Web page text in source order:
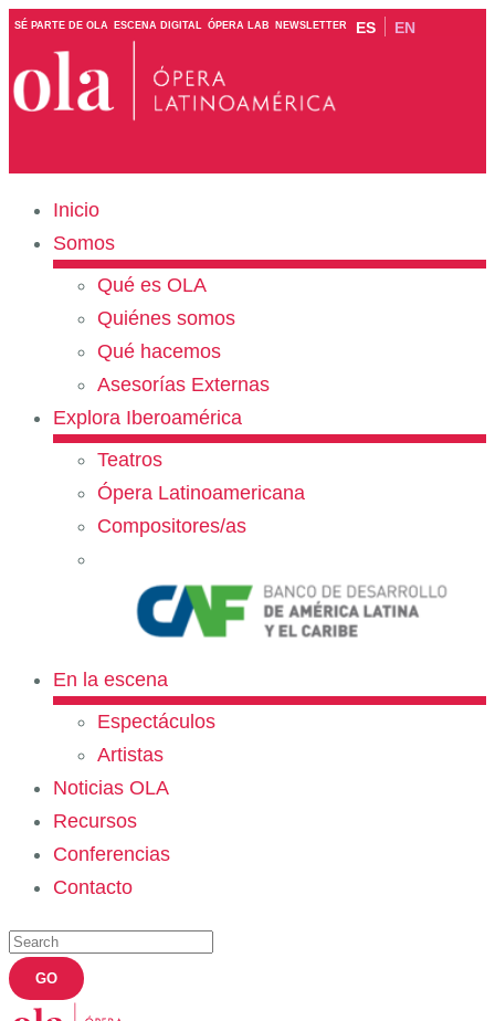
SÉ PARTE DE OLA ESCENA DIGITAL ÓPERA LAB NEWSLETTER ES EN
Inicio
Somos
Qué es OLA
Quiénes somos
Qué hacemos
Asesorías Externas
Explora Iberoamérica
Teatros
Ópera Latinoamericana
Compositores/as
En la escena
Espectáculos
Artistas
Noticias OLA
Recursos
Conferencias
Contacto